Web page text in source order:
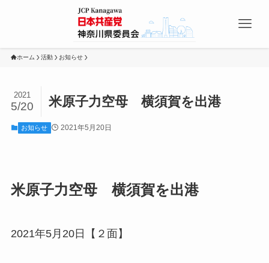
ホーム 活動 お知らせ
米原子力空母 横須賀を出港
2021
5/20
お知らせ 2021年5月20日
米原子力空母 横須賀を出港
2021年5月20日【２面】